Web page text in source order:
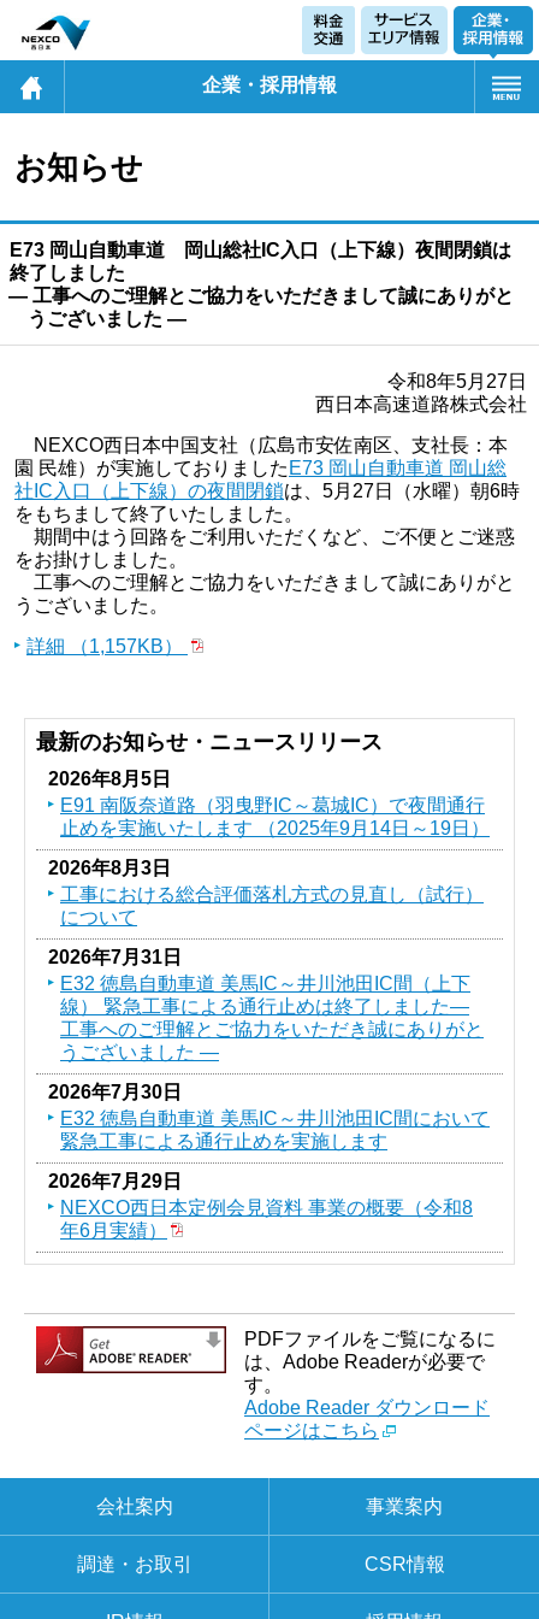
企業・採用情報
お知らせ
E73 岡山自動車道 岡山総社IC入口（上下線）夜間閉鎖は
終了しました
― 工事へのご理解とご協力をいただきまして誠にありがと
うございました ―
令和8年5月27日
西日本高速道路株式会社
NEXCO西日本中国支社（広島市安佐南区、支社長：本
園 民雄）が実施しておりました E73 岡山自動車道 岡山総
社IC入口（上下線）の夜間閉鎖は、5月27日（水曜）朝6時
をもちまして終了いたしました。
期間中はう回路をご利用いただくなど、ご不便とご迷惑
をお掛けしました。
工事へのご理解とご協力をいただきまして誠にありがと
うございました。
詳細 （1,157KB）
最新のお知らせ・ニュースリリース
2026年8月5日
E91 南阪奈道路（羽曳野IC～葛󠄀城IC）で夜間通行
止めを実施いたします （2025年9月14日～19日）
2026年8月3日
工事における総合評価落札方式の見直し（試行）
について
2026年7月31日
E32 徳島自動車道 美馬IC～井川池田IC間（上下
線） 緊急工事による通行止めは終了しました―
工事へのご理解とご協力をいただき誠にありがと
うございました ―
2026年7月30日
E32 徳島自動車道 美馬IC～井川池田IC間において
緊急工事による通行止めを実施します
2026年7月29日
NEXCO西日本定例会見資料 事業の概要（令和8
年6月実績）
PDFファイルをご覧になるに
は、Adobe Readerが必要で
す。
Adobe Reader ダウンロード
ページはこちら
会社案内 事業案内
調達・お取引 CSR情報